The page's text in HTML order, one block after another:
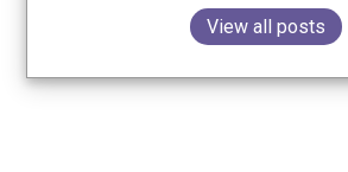
View all posts